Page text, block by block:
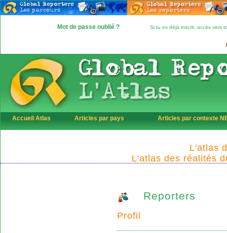
Mot de passe oublié ? Si tu es déjà inscrit, accès vers
Accueil Atlas Articles par pays Articles par contexte
L'atlas
L'atlas des réalités
Reporters
Profil